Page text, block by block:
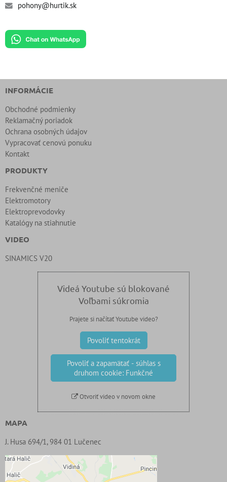
pohony@hurtik.sk
INFORMÁCIE
Obchodné podmienky
Reklamačný poriadok
Ochrana osobných údajov
Vypracovať cenovú ponuku
Kontakt
PRODUKTY
Frekvenčné meniče
Elektromotory
Elektroprevodovky
Katalógy na stiahnutie
VIDEO
SINAMICS V20
Videá Youtube sú blokované
Voľbami súkromia
Prajete si načítať Youtube video?
Povoliť tentokrát
Povoliť a zapamätať - súhlas s
druhom cookie: Funkčné
Otvoriť video v novom okne
MAPA
J. Husa 694/1, 984 01 Lučenec